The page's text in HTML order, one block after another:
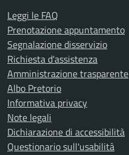
Leggi le FAQ
Prenotazione appuntamento
Segnalazione disservizio
Richiesta d'assistenza
Amministrazione trasparente
Albo Pretorio
Informativa privacy
Note legali
Dichiarazione di accessibilità
Questionario sull'usabilità